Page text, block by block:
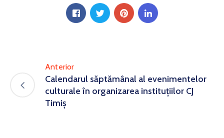
Anterior
Calendarul săptămânal al evenimentelor
culturale în organizarea instituțiilor CJ
Timiș